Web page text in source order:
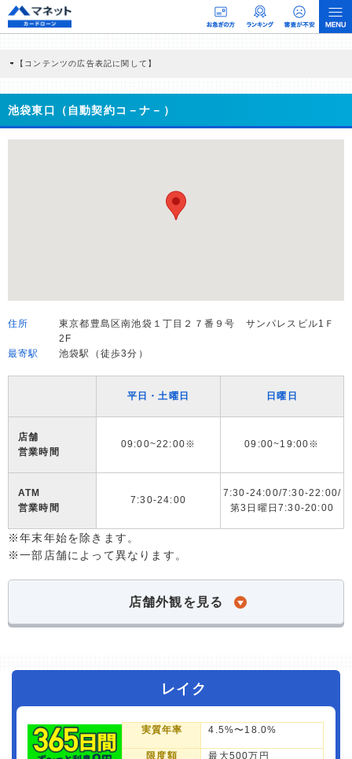
【コンテンツの広告表記に関して】
商品を根拠なくPRするものではなく、当編集部の調査／ユーザーへの口コミ収集な
どに基づき、公平性を担保した情報提供を行っています。
>提携企業一覧
池袋東口（自動契約コ－ナ－）
住所
東京都豊島区南池袋１丁目２７番９号 サンパレスビル1Ｆ
2F
最寄駅
池袋駅（徒歩3分）
平日・土曜日 日曜日
店舗
営業時間
09:00~22:00※ 09:00~19:00※
ATM
営業時間
7:30-24:00
7:30-24:00/7:30-22:00/
第3日曜日7:30-20:00
※年末年始を除きます。
※一部店舗によって異なります。
店舗外観を見る
レイク
実質年率 4.5%〜18.0%
限度額 最大500万円